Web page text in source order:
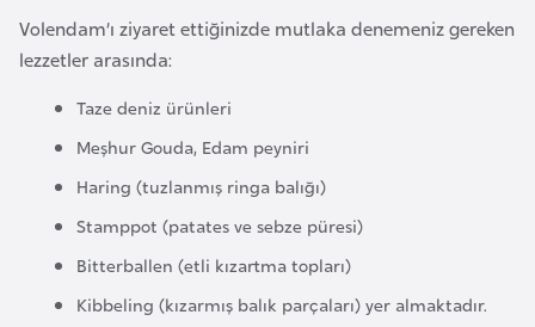
Volendam’ı ziyaret ettiğinizde mutlaka denemeniz gereken
lezzetler arasında:
Taze deniz ürünleri
Meşhur Gouda, Edam peyniri
Haring (tuzlanmış ringa balığı)
Stamppot (patates ve sebze püresi)
Bitterballen (etli kızartma topları)
Kibbeling (kızarmış balık parçaları) yer almaktadır.
ş